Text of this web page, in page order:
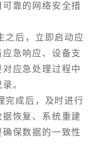
靠的网络安全措
之后，立即启动应
急响应、设备支
应急处理过程中
。
完成后，及时进行
恢复、系统重建
保数据的一致性